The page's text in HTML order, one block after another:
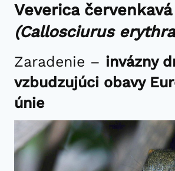
Veverica červenkavá
(Callosciurus
Zaradenie – invázny
vzbudzujúci obavy
únie